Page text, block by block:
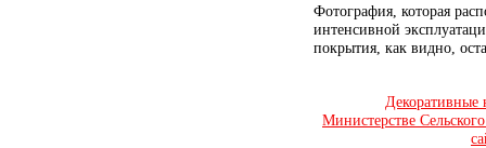
Фотография, которая
интенсивной
покрытия, как видно,
Декоративные
Министерстве